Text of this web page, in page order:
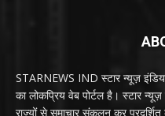
STARNEWS IND स्टार न्यूज़
का लोकप्रिय वेब पोर्टल है। स्टार
राज्यों से समाचार संकलन कर